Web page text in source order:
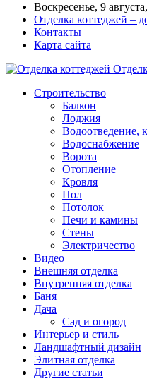
Воскресенье, 9
Отделка коттеджей –
Контакты
Карта сайта
Строительство
Балкон
Лоджия
Водоотведение,
Водоснабжение
Ворота
Отопление
Кровля
Пол
Потолок
Печи и камины
Стены
Электричество
Видео
Внешняя отделка
Внутренняя отделка
Баня
Дача
Сад и огород
Интерьер и стиль
Ландшафтный дизайн
Элитная отделка
Другие статьи